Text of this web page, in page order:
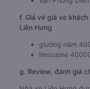
Giờ xuất phát ở
Giờ đến nơi ở
Thời gian chạy
của nhà xe
d. Các điểm đón
Ngã 3 An Hữu